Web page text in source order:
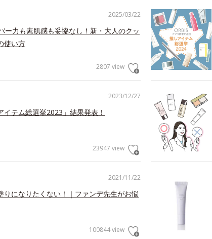
2025/03/22
ー力も素肌感も妥協なし！新・大人のクッ
使い方
2807 view
2023/12/27
テム総選挙2023」結果発表！
23947 view
2021/11/22
りになりたくない！｜ファンデ先生がお悩
100844 view